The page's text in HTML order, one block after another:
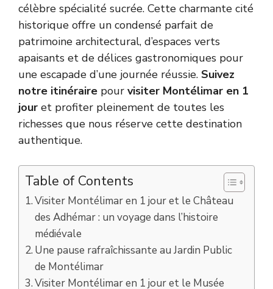
célèbre spécialité sucrée. Cette charmante cité
historique offre un condensé parfait de
patrimoine architectural, d’espaces verts
apaisants et de délices gastronomiques pour
une escapade d’une journée réussie. Suivez
notre itinéraire pour visiter Montélimar en 1
jour et profiter pleinement de toutes les
richesses que nous réserve cette destination
authentique.
Table of Contents
Visiter Montélimar en 1 jour et le Château
des Adhémar : un voyage dans l’histoire
médiévale
Une pause rafraîchissante au Jardin Public
de Montélimar
Visiter Montélimar en 1 jour et le Musée